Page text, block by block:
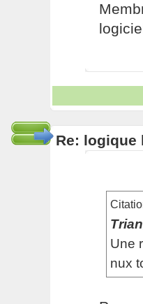
Re: logique
Une
nux